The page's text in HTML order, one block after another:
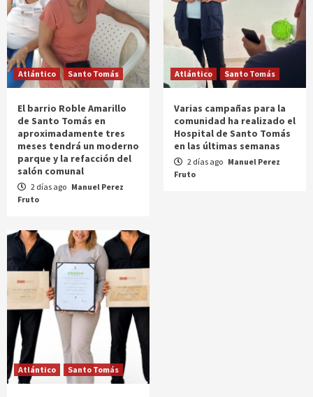
Atlántico Santo Tomás
El barrio Roble Amarillo
de Santo Tomás en
aproximadamente tres
meses tendrá un moderno
parque y la refacción del
salón comunal
2 días ago Manuel Perez
Fruto
Atlántico Santo Tomás
Varias campañas para la
comunidad ha realizado el
Hospital de Santo Tomás
en las últimas semanas
2 días ago Manuel Perez
Fruto
Atlántico Santo Tomás